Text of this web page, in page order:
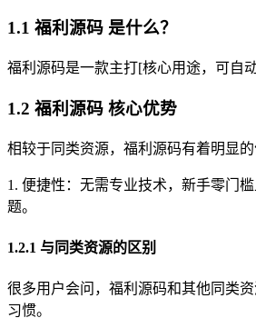
1.1 福利源码 是什么？
福利源码是一款主打[核心用途，可自
1.2 福利源码 核心优势
相较于同类资源，福利源码有着明显
1. 便捷性：无需专业技术，新手零门
题。
1.2.1 与同类资源的区别
很多用户会问，福利源码和其他同类
习惯。